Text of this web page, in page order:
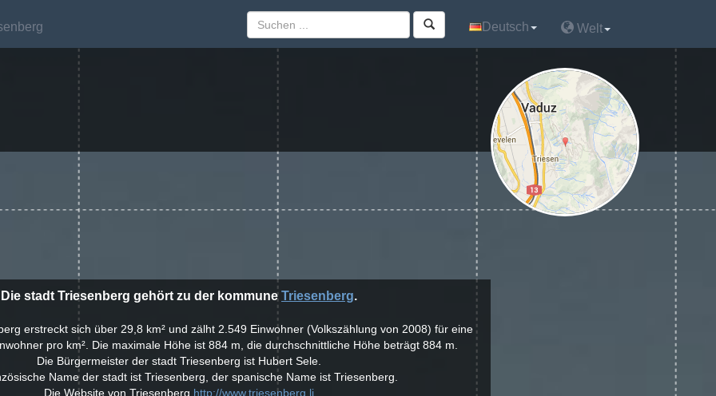
Deutsch Welt
Die stadt Triesenberg gehört zu der kommuneTriesenberg.
erstreckt sich über 29,8 km² und zälht 2.549 Einwohner (Volkszählung von 2008) für eine
pro km². Die maximale Höhe ist 884 m, die durchschnittliche Höhe beträgt 884 m.
Die Bürgermeister der stadt Triesenberg ist Hubert Sele.
Name der stadt ist Triesenberg, der spanische Name ist Triesenberg.
Die Website von Triesenberg http://www.triesenberg.li
Deutsch Welt